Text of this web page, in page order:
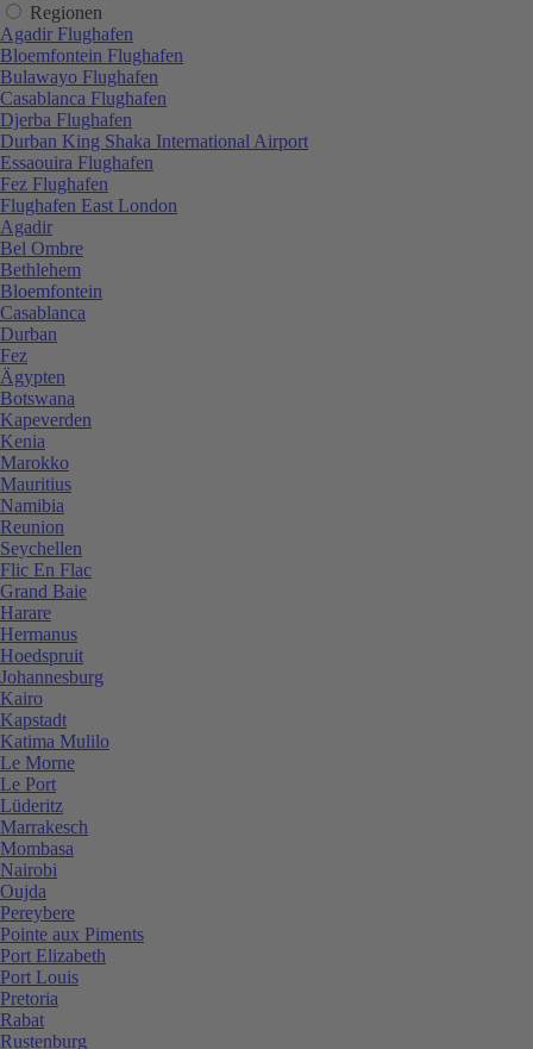
Regionen
Agadir Flughafen
Bloemfontein Flughafen
Bulawayo Flughafen
Casablanca Flughafen
Djerba Flughafen
Durban King Shaka International Airport
Essaouira Flughafen
Fez Flughafen
Flughafen East London
Agadir
Bel Ombre
Bethlehem
Bloemfontein
Casablanca
Durban
Fez
Ägypten
Botswana
Kapeverden
Kenia
Marokko
Mauritius
Namibia
Reunion
Seychellen
Flic En Flac
Grand Baie
Harare
Hermanus
Hoedspruit
Johannesburg
Kairo
Kapstadt
Katima Mulilo
Le Morne
Le Port
Lüderitz
Marrakesch
Mombasa
Nairobi
Oujda
Pereybere
Pointe aux Piments
Port Elizabeth
Port Louis
Pretoria
Rabat
Rustenburg